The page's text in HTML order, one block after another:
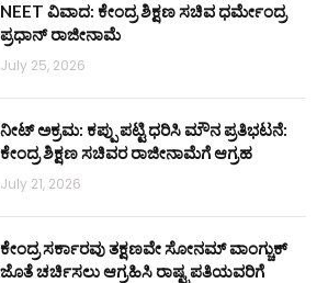
NEET ವಿವಾದ: ಕೇಂದ್ರ ಶಿಕ್ಷಣ ಸಚಿವ ಧರ್ಮೇಂದ್ರ
ಪ್ರಧಾನ್ ರಾಜೀನಾಮೆ
July 25, 2026
ನೀಟ್ ಅಕ್ರಮ: ಕಪ್ಪು ಪಟ್ಟಿ ಧರಿಸಿ ಮೌನ ಪ್ರತಿಭಟನೆ:
ಕೇಂದ್ರ ಶಿಕ್ಷಣ ಸಚಿವರ ರಾಜೀನಾಮೆಗೆ ಆಗ್ರಹ
July 21, 2026
ಕೇಂದ್ರ ಸರ್ಕಾರವು ತಕ್ಷಣವೇ ಸೋನಮ್ ವಾಂಗ್ಚುಕ್
ಜೊತೆ ಚರ್ಚಿಸಲು ಆಗ್ರಹಿಸಿ ರಾಷ್ಟ್ರಪತಿಯವರಿಗೆ